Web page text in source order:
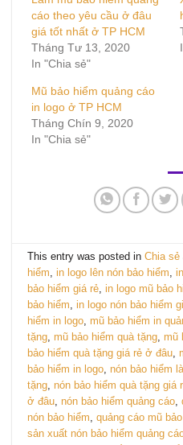
cáo theo yêu cầu ở đâu
giá tốt nhất ở TP HCM
Tháng Tư 13, 2020
In "Chia sẻ"
Mũ bảo hiểm quảng cáo
in logo ở TP HCM
Tháng Chín 9, 2020
In "Chia sẻ"
This entry was posted inChia sẻ
hiểm,in logo lên nón bảo hiểm,
bảo hiểm giá rẻ,in logo mũ bảo
bảo hiểm,in logo nón bảo hiểm
hiểm in logo,mũ bảo hiểm in
tặng,mũ bảo hiểm quà tặng,mũ
bảo hiểm quà tặng giá rẻ ở đâu,
bảo hiểm in logo,nón bảo hiểm
tặng,nón bảo hiểm quà tặng giá
ở đâu,nón bảo hiểm quảng cáo,
nón bảo hiểm,quảng cáo mũ
sản xuất nón bảo hiểm quảng